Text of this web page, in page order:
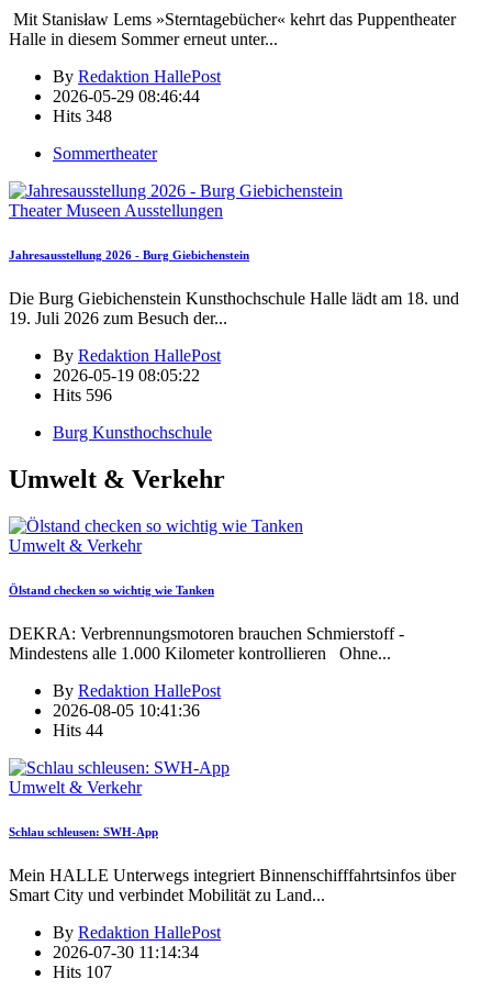
Mit Stanisław Lems »Sterntagebücher« kehrt das Puppentheater
Halle in diesem Sommer erneut unter...
By Redaktion HallePost
2026-05-29 08:46:44
Hits 348
Sommertheater
Theater Museen Ausstellungen
Jahresausstellung 2026 - Burg Giebichenstein
Die Burg Giebichenstein Kunsthochschule Halle lädt am 18. und
19. Juli 2026 zum Besuch der...
By Redaktion HallePost
2026-05-19 08:05:22
Hits 596
Burg Kunsthochschule
Umwelt & Verkehr
Umwelt & Verkehr
Ölstand checken so wichtig wie Tanken
DEKRA: Verbrennungsmotoren brauchen Schmierstoff -
Mindestens alle 1.000 Kilometer kontrollieren Ohne...
By Redaktion HallePost
2026-08-05 10:41:36
Hits 44
Umwelt & Verkehr
Schlau schleusen: SWH-App
Mein HALLE Unterwegs integriert Binnenschifffahrtsinfos über
Smart City und verbindet Mobilität zu Land...
By Redaktion HallePost
2026-07-30 11:14:34
Hits 107